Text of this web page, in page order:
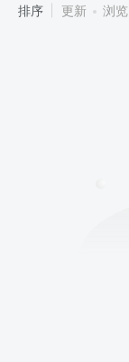
排序 更新 浏览